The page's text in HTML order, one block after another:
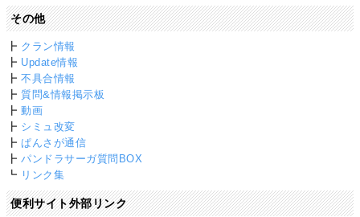
その他
┣ クラン情報
┣ Update情報
┣不具合情報
┣質問&情報掲示板
┣動画
┣ シミュ改変
┣ぱんさが通信
┣パンドラサーガ質問BOX
┗ リンク集
便利サイト外部リンク